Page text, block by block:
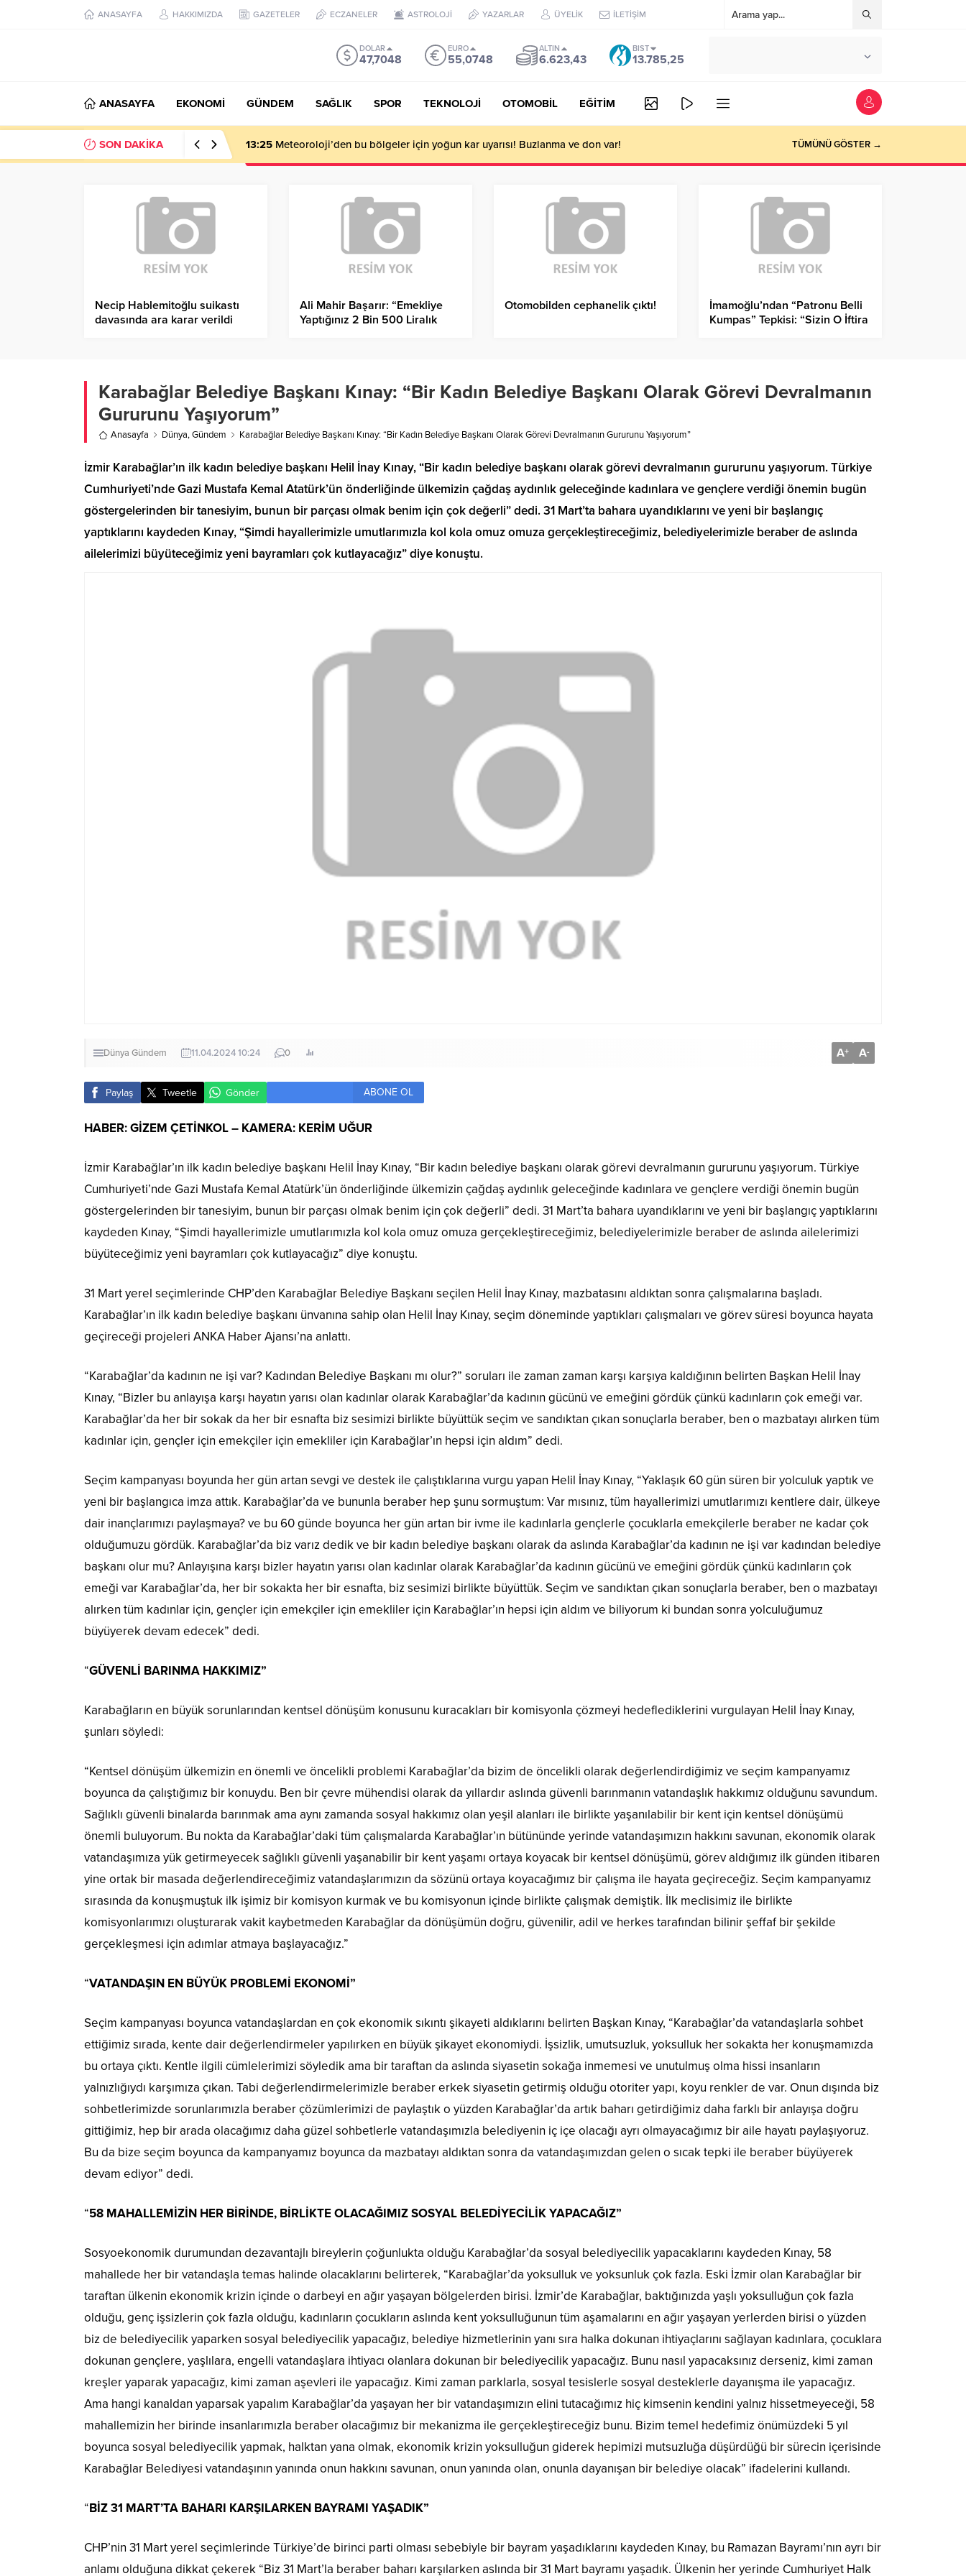
ANASAYFA HAKKIMIZDA GAZETELER ECZANELER ASTROLOJİ YAZARLAR ÜYELİK İLETİŞİM
DOLAR
47,7048
EURO
55,0748
ALTIN
6.623,43
BIST
13.785,25
ANASAYFA EKONOMİ GÜNDEM SAĞLIK SPOR TEKNOLOJİ OTOMOBİL EĞİTİM
SON DAKİKA 13:25 Meteoroloji’den bu bölgeler için yoğun kar uyarısı! Buzlanma ve don var! TÜMÜNÜ GÖSTER →
Necip Hablemitoğlu suikastı
davasında ara karar verildi
Ali Mahir Başarır: “Emekliye
Yaptığınız 2 Bin 500 Liralık
Otomobilden cephanelik çıktı!
İmamoğlu’ndan “Patronu Belli
Kumpas” Tepkisi: “Sizin O İftira
Karabağlar Belediye Başkanı Kınay: “Bir Kadın Belediye Başkanı Olarak Görevi Devralmanın
Gururunu Yaşıyorum”
Anasayfa Dünya,Gündem Karabağlar Belediye Başkanı Kınay: “Bir Kadın Belediye Başkanı Olarak Görevi Devralmanın Gururunu Yaşıyorum”
İzmir Karabağlar’ın ilk kadın belediye başkanı Helil İnay Kınay, “Bir kadın belediye başkanı olarak görevi devralmanın gururunu yaşıyorum. Türkiye
Cumhuriyeti’nde Gazi Mustafa Kemal Atatürk’ün önderliğinde ülkemizin çağdaş aydınlık geleceğinde kadınlara ve gençlere verdiği önemin bugün
göstergelerinden bir tanesiyim, bunun bir parçası olmak benim için çok değerli” dedi. 31 Mart’ta bahara uyandıklarını ve yeni bir başlangıç
yaptıklarını kaydeden Kınay, “Şimdi hayallerimizle umutlarımızla kol kola omuz omuza gerçekleştireceğimiz, belediyelerimizle beraber de aslında
ailelerimizi büyüteceğimiz yeni bayramları çok kutlayacağız” diye konuştu.
Dünya Gündem 11.04.2024 10:24 0 A+ A-
Paylaş Tweetle Gönder ABONE OL
HABER: GİZEM ÇETİNKOL – KAMERA: KERİM UĞUR
İzmir Karabağlar’ın ilk kadın belediye başkanı Helil İnay Kınay, “Bir kadın belediye başkanı olarak görevi devralmanın gururunu yaşıyorum. Türkiye
Cumhuriyeti’nde Gazi Mustafa Kemal Atatürk’ün önderliğinde ülkemizin çağdaş aydınlık geleceğinde kadınlara ve gençlere verdiği önemin bugün
göstergelerinden bir tanesiyim, bunun bir parçası olmak benim için çok değerli” dedi. 31 Mart’ta bahara uyandıklarını ve yeni bir başlangıç yaptıklarını
kaydeden Kınay, “Şimdi hayallerimizle umutlarımızla kol kola omuz omuza gerçekleştireceğimiz, belediyelerimizle beraber de aslında ailelerimizi
büyüteceğimiz yeni bayramları çok kutlayacağız” diye konuştu.
31 Mart yerel seçimlerinde CHP’den Karabağlar Belediye Başkanı seçilen Helil İnay Kınay, mazbatasını aldıktan sonra çalışmalarına başladı.
Karabağlar’ın ilk kadın belediye başkanı ünvanına sahip olan Helil İnay Kınay, seçim döneminde yaptıkları çalışmaları ve görev süresi boyunca hayata
geçireceği projeleri ANKA Haber Ajansı’na anlattı.
“Karabağlar’da kadının ne işi var? Kadından Belediye Başkanı mı olur?” soruları ile zaman zaman karşı karşıya kaldığının belirten Başkan Helil İnay
Kınay, “Bizler bu anlayışa karşı hayatın yarısı olan kadınlar olarak Karabağlar’da kadının gücünü ve emeğini gördük çünkü kadınların çok emeği var.
Karabağlar’da her bir sokak da her bir esnafta biz sesimizi birlikte büyüttük seçim ve sandıktan çıkan sonuçlarla beraber, ben o mazbatayı alırken tüm
kadınlar için, gençler için emekçiler için emekliler için Karabağlar’ın hepsi için aldım” dedi.
Seçim kampanyası boyunda her gün artan sevgi ve destek ile çalıştıklarına vurgu yapan Helil İnay Kınay, “Yaklaşık 60 gün süren bir yolculuk yaptık ve
yeni bir başlangıca imza attık. Karabağlar’da ve bununla beraber hep şunu sormuştum: Var mısınız, tüm hayallerimizi umutlarımızı kentlere dair, ülkeye
dair inançlarımızı paylaşmaya? ve bu 60 günde boyunca her gün artan bir ivme ile kadınlarla gençlerle çocuklarla emekçilerle beraber ne kadar çok
olduğumuzu gördük. Karabağlar’da biz varız dedik ve bir kadın belediye başkanı olarak da aslında Karabağlar’da kadının ne işi var kadından belediye
başkanı olur mu? Anlayışına karşı bizler hayatın yarısı olan kadınlar olarak Karabağlar’da kadının gücünü ve emeğini gördük çünkü kadınların çok
emeği var Karabağlar’da, her bir sokakta her bir esnafta, biz sesimizi birlikte büyüttük. Seçim ve sandıktan çıkan sonuçlarla beraber, ben o mazbatayı
alırken tüm kadınlar için, gençler için emekçiler için emekliler için Karabağlar’ın hepsi için aldım ve biliyorum ki bundan sonra yolculuğumuz
büyüyerek devam edecek” dedi.
“GÜVENLİ BARINMA HAKKIMIZ”
Karabağların en büyük sorunlarından kentsel dönüşüm konusunu kuracakları bir komisyonla çözmeyi hedeflediklerini vurgulayan Helil İnay Kınay,
şunları söyledi:
“Kentsel dönüşüm ülkemizin en önemli ve öncelikli problemi Karabağlar’da bizim de öncelikli olarak değerlendirdiğimiz ve seçim kampanyamız
boyunca da çalıştığımız bir konuydu. Ben bir çevre mühendisi olarak da yıllardır aslında güvenli barınmanın vatandaşlık hakkımız olduğunu savundum.
Sağlıklı güvenli binalarda barınmak ama aynı zamanda sosyal hakkımız olan yeşil alanları ile birlikte yaşanılabilir bir kent için kentsel dönüşümü
önemli buluyorum. Bu nokta da Karabağlar’daki tüm çalışmalarda Karabağlar’ın bütününde yerinde vatandaşımızın hakkını savunan, ekonomik olarak
vatandaşımıza yük getirmeyecek sağlıklı güvenli yaşanabilir bir kent yaşamı ortaya koyacak bir kentsel dönüşümü, görev aldığımız ilk günden itibaren
yine ortak bir masada değerlendireceğimiz vatandaşlarımızın da sözünü ortaya koyacağımız bir çalışma ile hayata geçireceğiz. Seçim kampanyamız
sırasında da konuşmuştuk ilk işimiz bir komisyon kurmak ve bu komisyonun içinde birlikte çalışmak demiştik. İlk meclisimiz ile birlikte
komisyonlarımızı oluşturarak vakit kaybetmeden Karabağlar da dönüşümün doğru, güvenilir, adil ve herkes tarafından bilinir şeffaf bir şekilde
gerçekleşmesi için adımlar atmaya başlayacağız.”
“VATANDAŞIN EN BÜYÜK PROBLEMİ EKONOMİ”
Seçim kampanyası boyunca vatandaşlardan en çok ekonomik sıkıntı şikayeti aldıklarını belirten Başkan Kınay, “Karabağlar’da vatandaşlarla sohbet
ettiğimiz sırada, kente dair değerlendirmeler yapılırken en büyük şikayet ekonomiydi. İşsizlik, umutsuzluk, yoksulluk her sokakta her konuşmamızda
bu ortaya çıktı. Kentle ilgili cümlelerimizi söyledik ama bir taraftan da aslında siyasetin sokağa inmemesi ve unutulmuş olma hissi insanların
yalnızlığıydı karşımıza çıkan. Tabi değerlendirmelerimizle beraber erkek siyasetin getirmiş olduğu otoriter yapı, koyu renkler de var. Onun dışında biz
sohbetlerimizde sorunlarımızla beraber çözümlerimizi de paylaştık o yüzden Karabağlar’da artık baharı getirdiğimiz daha farklı bir anlayışa doğru
gittiğimiz, hep bir arada olacağımız daha güzel sohbetlerle vatandaşımızla belediyenin iç içe olacağı ayrı olmayacağımız bir aile hayatı paylaşıyoruz.
Bu da bize seçim boyunca da kampanyamız boyunca da mazbatayı aldıktan sonra da vatandaşımızdan gelen o sıcak tepki ile beraber büyüyerek
devam ediyor” dedi.
“58 MAHALLEMİZİN HER BİRİNDE, BİRLİKTE OLACAĞIMIZ SOSYAL BELEDİYECİLİK YAPACAĞIZ”
Sosyoekonomik durumundan dezavantajlı bireylerin çoğunlukta olduğu Karabağlar’da sosyal belediyecilik yapacaklarını kaydeden Kınay, 58
mahallede her bir vatandaşla temas halinde olacaklarını belirterek, “Karabağlar’da yoksulluk ve yoksunluk çok fazla. Eski İzmir olan Karabağlar bir
taraftan ülkenin ekonomik krizin içinde o darbeyi en ağır yaşayan bölgelerden birisi. İzmir’de Karabağlar, baktığınızda yaşlı yoksulluğun çok fazla
olduğu, genç işsizlerin çok fazla olduğu, kadınların çocukların aslında kent yoksulluğunun tüm aşamalarını en ağır yaşayan yerlerden birisi o yüzden
biz de belediyecilik yaparken sosyal belediyecilik yapacağız, belediye hizmetlerinin yanı sıra halka dokunan ihtiyaçlarını sağlayan kadınlara, çocuklara
dokunan gençlere, yaşlılara, engelli vatandaşlara ihtiyacı olanlara dokunan bir belediyecilik yapacağız. Bunu nasıl yapacaksınız derseniz, kimi zaman
kreşler yaparak yapacağız, kimi zaman aşevleri ile yapacağız. Kimi zaman parklarla, sosyal tesislerle sosyal desteklerle dayanışma ile yapacağız.
Ama hangi kanaldan yaparsak yapalım Karabağlar’da yaşayan her bir vatandaşımızın elini tutacağımız hiç kimsenin kendini yalnız hissetmeyeceği, 58
mahallemizin her birinde insanlarımızla beraber olacağımız bir mekanizma ile gerçekleştireceğiz bunu. Bizim temel hedefimiz önümüzdeki 5 yıl
boyunca sosyal belediyecilik yapmak, halktan yana olmak, ekonomik krizin yoksulluğun giderek hepimizi mutsuzluğa düşürdüğü bir sürecin içerisinde
Karabağlar Belediyesi vatandaşının yanında onun hakkını savunan, onun yanında olan, onunla dayanışan bir belediye olacak” ifadelerini kullandı.
“BİZ 31 MART’TA BAHARI KARŞILARKEN BAYRAMI YAŞADIK”
CHP’nin 31 Mart yerel seçimlerinde Türkiye’de birinci parti olması sebebiyle bir bayram yaşadıklarını kaydeden Kınay, bu Ramazan Bayramı’nın ayrı bir
anlamı olduğuna dikkat çekerek “Biz 31 Mart’la beraber baharı karşılarken aslında bir 31 Mart bayramı yaşadık. Ülkenin her yerinde Cumhuriyet Halk